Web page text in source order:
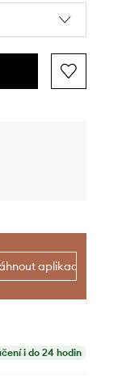
aplikaci
i do 24 hodin